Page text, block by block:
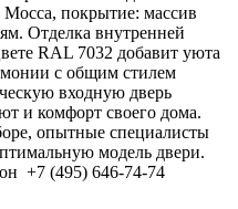
покрытие: массив
Отделка внутренней
RAL 7032 добавит уюта
с общим стилем
входную дверь
и комфорт своего дома.
опытные специалисты
модель двери.
+7 (495) 646-74-74